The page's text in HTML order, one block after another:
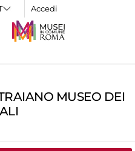
Accedi
MUSEO DEI